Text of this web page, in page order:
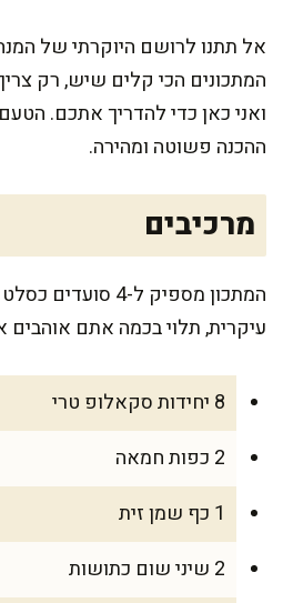
אל תתנו לרושם היוקרתי של
המתכונים הכי קלים שיש, רק
ואני כאן כדי להדריך אתכם.
ההכנה פשוטה ומהירה.
מרכיבים
עיקרית, תלוי בכמה אתם
8 יחידות סקאלופ טרי
2 כפות חמאה
1 כף שמן זית
2 שיני שום כתושות